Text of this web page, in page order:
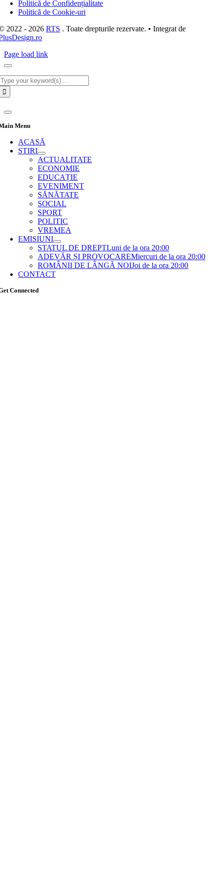
Politică de Confidențialitate
Politică de Cookie-uri
2022 - 2026RTS . Toate drepturile rezervate. • Integrat de
Page load link
Menu
ACASĂ
STIRI
ACTUALITATE
ECONOMIE
EDUCAȚIE
EVENIMENT
SĂNĂTATE
SOCIAL
SPORT
POLITIC
VREMEA
EMISIUNI
STATUL DE DREPTLuni de la ora 20:00
ADEVĂR ȘI PROVOCAREMiercuri de la ora 20:00
ROMÂNII DE LÂNGĂ NOIJoi de la ora 20:00
CONTACT
Connected